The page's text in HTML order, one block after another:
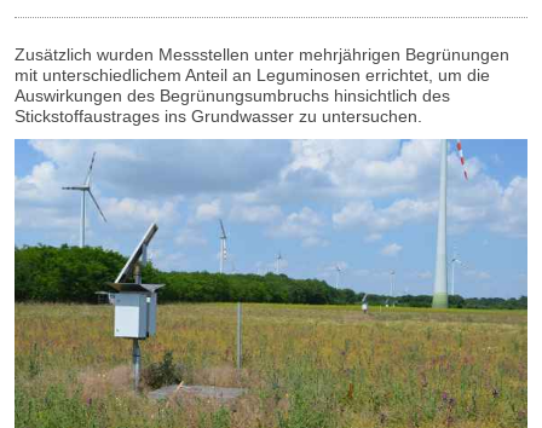
Zusätzlich wurden Messstellen unter mehrjährigen Begrünungen
mit unterschiedlichem Anteil an Leguminosen errichtet, um die
Auswirkungen des Begrünungsumbruchs hinsichtlich des
Stickstoffaustrages ins Grundwasser zu untersuchen.